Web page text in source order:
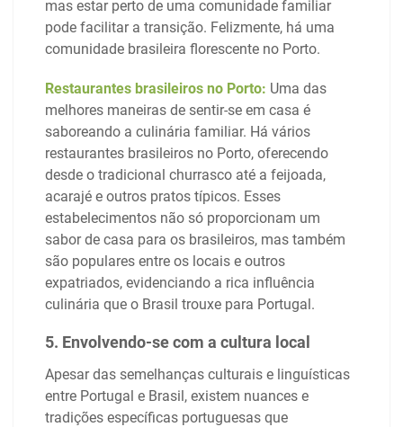
mas estar perto de uma comunidade familiar
pode facilitar a transição. Felizmente, há uma
comunidade brasileira florescente no Porto.
Restaurantes brasileiros no Porto: Uma das
melhores maneiras de sentir-se em casa é
saboreando a culinária familiar. Há vários
restaurantes brasileiros no Porto, oferecendo
desde o tradicional churrasco até a feijoada,
acarajé e outros pratos típicos. Esses
estabelecimentos não só proporcionam um
sabor de casa para os brasileiros, mas também
são populares entre os locais e outros
expatriados, evidenciando a rica influência
culinária que o Brasil trouxe para Portugal.
5. Envolvendo-se com a cultura local
Apesar das semelhanças culturais e linguísticas
entre Portugal e Brasil, existem nuances e
tradições específicas portuguesas que